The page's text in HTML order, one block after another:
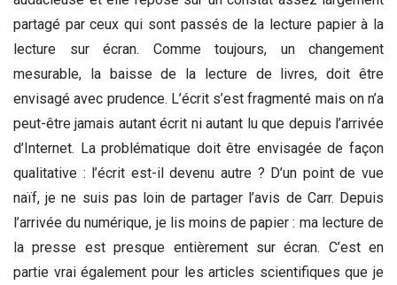
partagé par ceux qui sont passés de la lecture papier à la
lecture sur écran. Comme toujours, un changement
mesurable, la baisse de la lecture de livres, doit être
envisagé avec prudence. L’écrit s’est fragmenté mais on n’a
peut-être jamais autant écrit ni autant lu que depuis l’arrivée
d’Internet. La problématique doit être envisagée de façon
qualitative : l’écrit est-il devenu autre ? D’un point de vue
naïf, je ne suis pas loin de partager l’avis de Carr. Depuis
l’arrivée du numérique, je lis moins de papier : ma lecture de
la presse est presque entièrement sur écran. C’est en
partie vrai également pour les articles scientifiques que je